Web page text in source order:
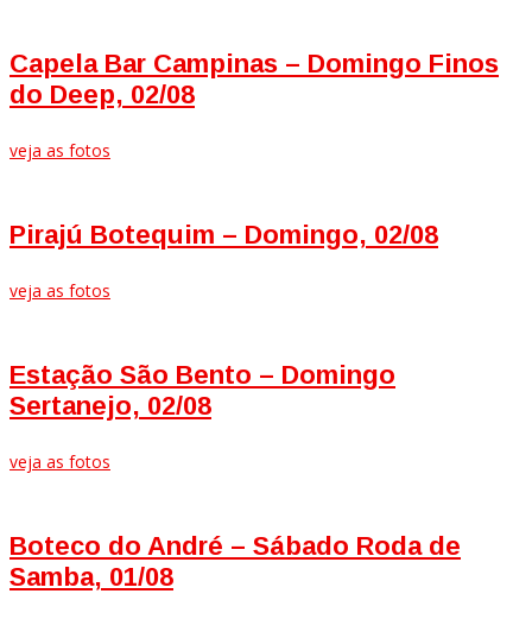
Capela Bar Campinas – Domingo Finos
do Deep, 02/08
veja as fotos
Pirajú Botequim – Domingo, 02/08
veja as fotos
Estação São Bento – Domingo
Sertanejo, 02/08
veja as fotos
Boteco do André – Sábado Roda de
Samba, 01/08